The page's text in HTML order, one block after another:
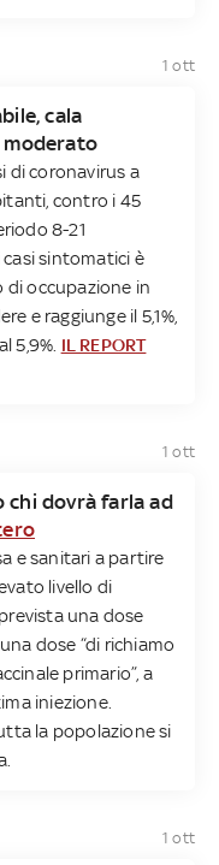
1 ott
cala
moderato
di coronavirus a
contro i 45
8-21
sintomatici è
di occupazione in
e raggiunge il 5,1%,
5,9%. IL REPORT
1 ott
chi dovrà farla ad
e sanitari a partire
livello di
una dose
dose “di richiamo
primario”, a
iniezione.
la popolazione si
1 ott